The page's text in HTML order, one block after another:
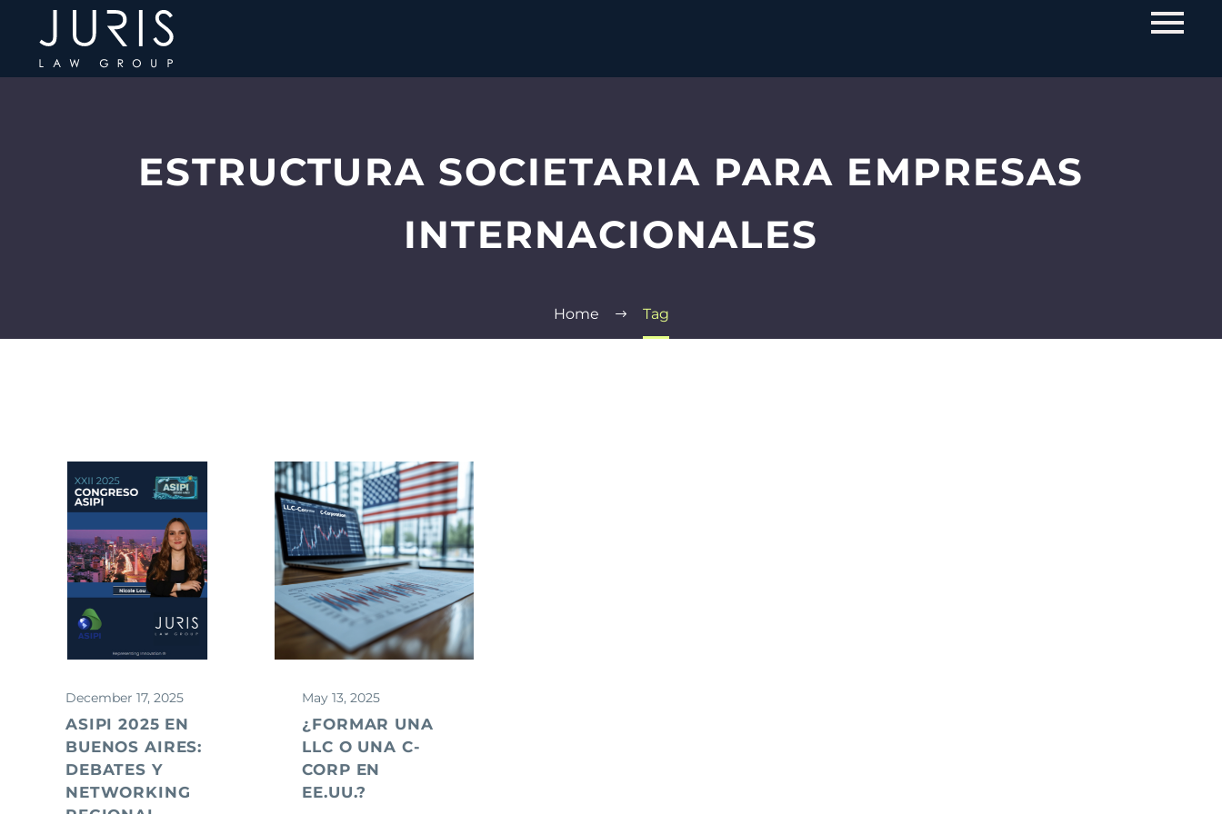
ESTRUCTURA SOCIETARIA PARA EMPRESAS
INTERNACIONALES
Home Tag
December 17, 2025
ASIPI 2025 EN
BUENOS AIRES:
DEBATES Y
NETWORKING
May 13, 2025
¿FORMAR UNA
LLC O UNA C-
CORP EN
EE.UU.?